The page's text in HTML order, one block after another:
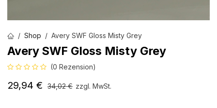
Shop Avery SWF Gloss Misty Grey
Avery SWF Gloss Misty Grey
(0 Rezension)
29,94 € 34,02€ zzgl. MwSt.